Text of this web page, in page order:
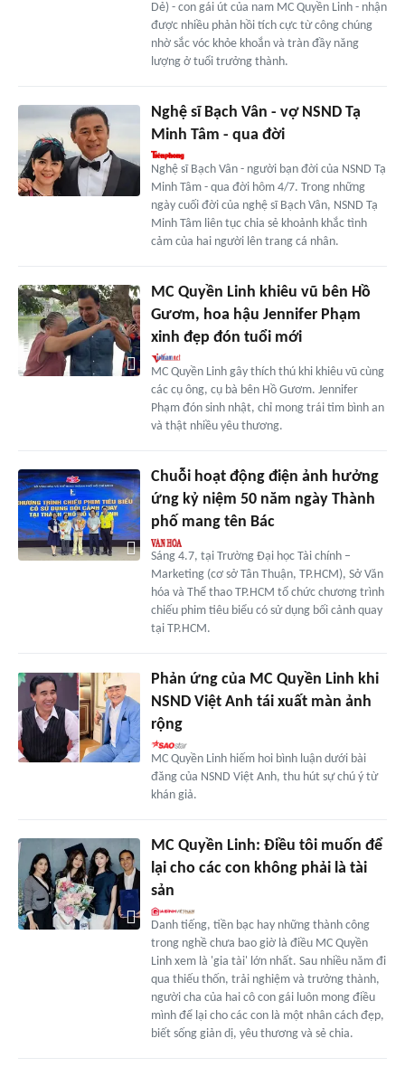
Dẻ) - con gái út của nam MC Quyền Linh - nhận
được nhiều phản hồi tích cực từ công chúng
nhờ sắc vóc khỏe khoắn và tràn đầy năng
lượng ở tuổi trưởng thành.
Nghệ sĩ Bạch Vân - vợ NSND Tạ
Minh Tâm - qua đời
Nghệ sĩ Bạch Vân - người bạn đời của NSND Tạ
Minh Tâm - qua đời hôm 4/7. Trong những
ngày cuối đời của nghệ sĩ Bạch Vân, NSND Tạ
Minh Tâm liên tục chia sẻ khoảnh khắc tình
cảm của hai người lên trang cá nhân.
MC Quyền Linh khiêu vũ bên Hồ
Gươm, hoa hậu Jennifer Phạm
xinh đẹp đón tuổi mới
MC Quyền Linh gây thích thú khi khiêu vũ cùng
các cụ ông, cụ bà bên Hồ Gươm. Jennifer
Phạm đón sinh nhật, chỉ mong trái tim bình an
và thật nhiều yêu thương.
Chuỗi hoạt động điện ảnh hưởng
ứng kỷ niệm 50 năm ngày Thành
phố mang tên Bác
Sáng 4.7, tại Trường Đại học Tài chính –
Marketing (cơ sở Tân Thuận, TP.HCM), Sở Văn
hóa và Thể thao TP.HCM tổ chức chương trình
chiếu phim tiêu biểu có sử dụng bối cảnh quay
tại TP.HCM.
Phản ứng của MC Quyền Linh khi
NSND Việt Anh tái xuất màn ảnh
rộng
MC Quyền Linh hiếm hoi bình luận dưới bài
đăng của NSND Việt Anh, thu hút sự chú ý từ
khán giả.
MC Quyền Linh: Điều tôi muốn để
lại cho các con không phải là tài
sản
Danh tiếng, tiền bạc hay những thành công
trong nghề chưa bao giờ là điều MC Quyền
Linh xem là 'gia tài' lớn nhất. Sau nhiều năm đi
qua thiếu thốn, trải nghiệm và trưởng thành,
người cha của hai cô con gái luôn mong điều
mình để lại cho các con là một nhân cách đẹp,
biết sống giản dị, yêu thương và sẻ chia.